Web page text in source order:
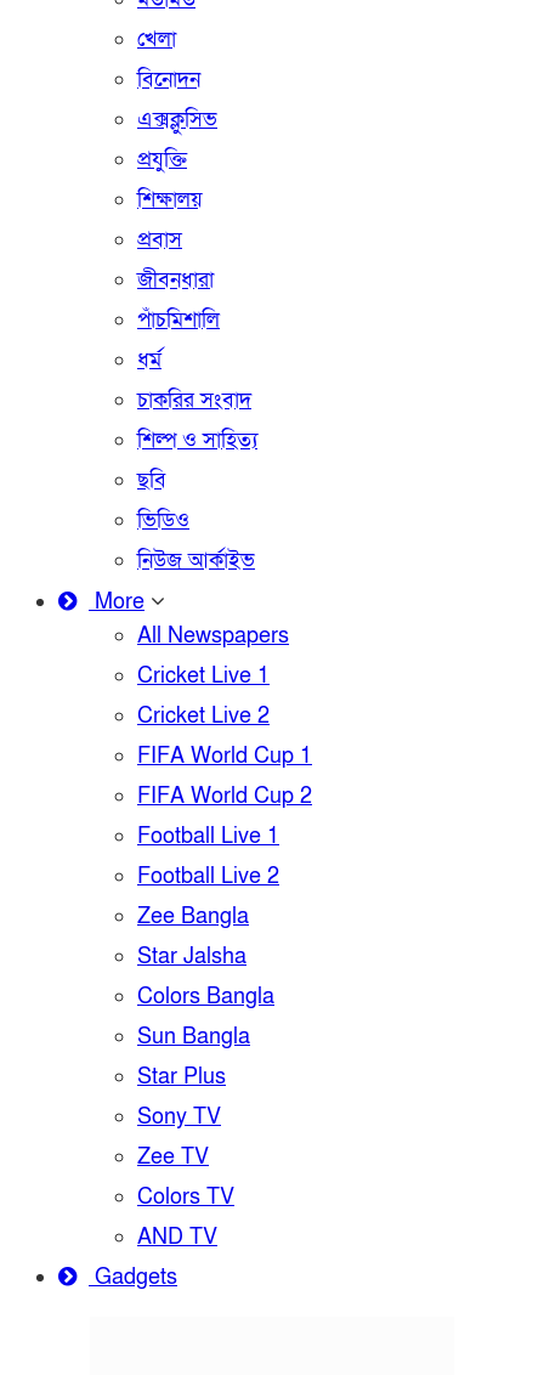
খেলা
বিনোদন
এক্সক্লুসিভ
প্রযুক্তি
শিক্ষালয়
প্রবাস
জীবনধারা
পাঁচমিশালি
ধর্ম
চাকরির সংবাদ
শিল্প ও সাহিত্য
ছবি
ভিডিও
নিউজ আর্কাইভ
More
All Newspapers
Cricket Live 1
Cricket Live 2
FIFA World Cup 1
FIFA World Cup 2
Football Live 1
Football Live 2
Zee Bangla
Star Jalsha
Colors Bangla
Sun Bangla
Star Plus
Sony TV
Zee TV
Colors TV
AND TV
Gadgets